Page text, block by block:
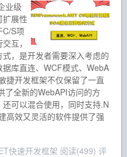
业级
扩展性
C/S项
互，
，是开发者需要深入考虑的
库直连、WCF模式、WebA
捷开发框架不仅保留了一直
了全新的WebAPI访问的方
可以混合使用，同时支持.N
高效又灵活的软件提供了强
快速开发框架 阅读(499) 评